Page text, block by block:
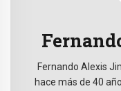
Fernando Alexis
hace más de 40